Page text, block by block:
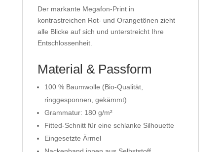
Der markante Megafon-Print in
kontrastreichen Rot- und Orangetönen zieht
alle Blicke auf sich und unterstreicht Ihre
Entschlossenheit.
Material & Passform
100 % Baumwolle (Bio-Qualität,
ringgesponnen, gekämmt)
Grammatur: 180 g/m²
Fitted-Schnitt für eine schlanke Silhouette
Eingesetzte Ärmel